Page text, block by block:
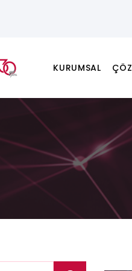
KURUMSAL